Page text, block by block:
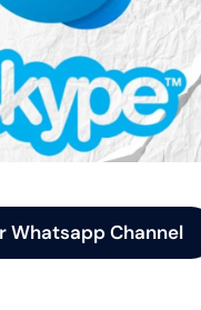
Whatsapp Channel